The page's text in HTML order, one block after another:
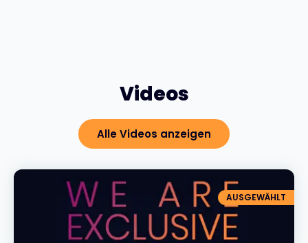
Videos
Alle Videos anzeigen
AUSGEWÄHLT